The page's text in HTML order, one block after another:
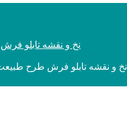
نخ و نقشه تابلو
نخ و نقشه تابلو فرش طرح طبیعت